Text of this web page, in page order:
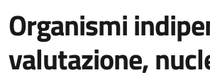
Organismi
valutazione,